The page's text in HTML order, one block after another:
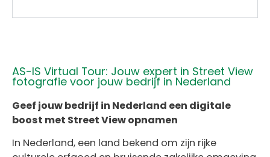
AS-IS Virtual Tour: Jouw expert in Street View
fotografie voor jouw bedrijf in Nederland
Geef jouw bedrijf in Nederland een digitale
boost met Street View opnamen
In Nederland, een land bekend om zijn rijke